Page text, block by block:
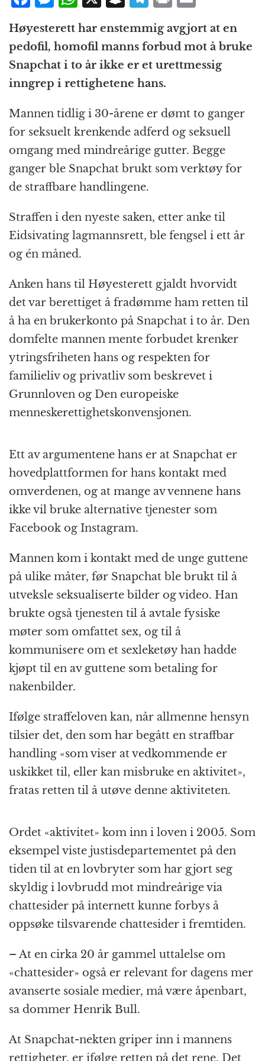
c
e
b
o
o
k
ss
e
n
g
e
r
h
at
s
A
p
p
a
p
c
h
at
el
e
g
r
a
m
ri
n
t
ai
l
Høyesterett har enstemmig avgjort at en
pedofil, homofil manns forbud mot å bruke
Snapchat i to år ikke er et urettmessig
inngrep i rettighetene hans.
Mannen tidlig i 30-årene er dømt to ganger
for seksuelt krenkende adferd og seksuell
omgang med mindreårige gutter. Begge
ganger ble Snapchat brukt som verktøy for
de straffbare handlingene.
Straffen i den nyeste saken, etter anke til
Eidsivating lagmannsrett, ble fengsel i ett år
og én måned.
Anken hans til Høyesterett gjaldt hvorvidt
det var berettiget å fradømme ham retten til
å ha en brukerkonto på Snapchat i to år. Den
domfelte mannen mente forbudet krenker
ytringsfriheten hans og respekten for
familieliv og privatliv som beskrevet i
Grunnloven og Den europeiske
menneskerettighetskonvensjonen.
Ett av argumentene hans er at Snapchat er
hovedplattformen for hans kontakt med
omverdenen, og at mange av vennene hans
ikke vil bruke alternative tjenester som
Facebook og Instagram.
Mannen kom i kontakt med de unge guttene
på ulike måter, før Snapchat ble brukt til å
utveksle seksualiserte bilder og video. Han
brukte også tjenesten til å avtale fysiske
møter som omfattet sex, og til å
kommunisere om et sexleketøy han hadde
kjøpt til en av guttene som betaling for
nakenbilder.
Ifølge straffeloven kan, når allmenne hensyn
tilsier det, den som har begått en straffbar
handling «som viser at vedkommende er
uskikket til, eller kan misbruke en aktivitet»,
fratas retten til å utøve denne aktiviteten.
Ordet «aktivitet» kom inn i loven i 2005. Som
eksempel viste justisdepartementet på den
tiden til at en lovbryter som har gjort seg
skyldig i lovbrudd mot mindreårige via
chattesider på internett kunne forbys å
oppsøke tilsvarende chattesider i fremtiden.
– At en cirka 20 år gammel uttalelse om
«chattesider» også er relevant for dagens mer
avanserte sosiale medier, må være åpenbart,
sa dommer Henrik Bull.
At Snapchat-nekten griper inn i mannens
rettigheter, er ifølge retten på det rene. Det